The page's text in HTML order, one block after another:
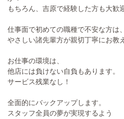
もちろん、吉原で経験した方も大歓
仕事面で初めての職種で不安な方は
やさしい諸先輩方が親切丁寧にお教
お仕事の環境は、
他店には負けない自負もあります。
サービス残業なし！
全面的にバックアップします。
スタッフ全員の夢が実現するよう